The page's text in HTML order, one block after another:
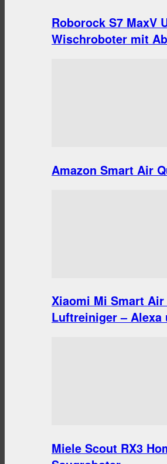
Roborock S7 MaxV
Wischroboter mit
Amazon Smart Air
Xiaomi Mi Smart
Luftreiniger –
Miele Scout RX3